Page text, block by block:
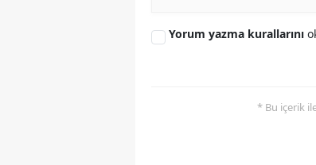
Yorum yazma kurallarını
* Bu içerik